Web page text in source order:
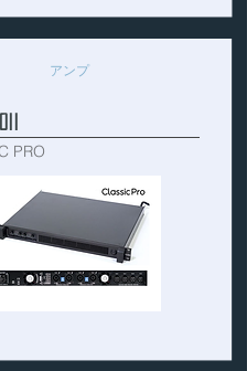
アンプ
PRO